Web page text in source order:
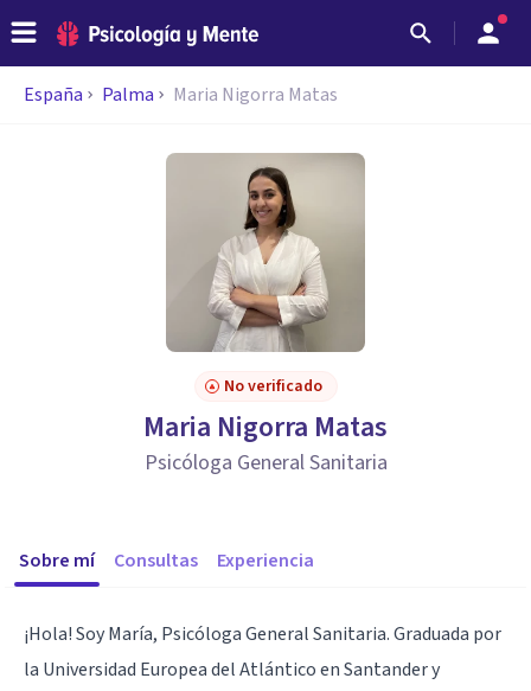
España Palma Maria Nigorra Matas
No verificado
Maria Nigorra Matas
Psicóloga General Sanitaria
Sobre mí Consultas Experiencia
¡Hola! Soy María, Psicóloga General Sanitaria. Graduada por
la Universidad Europea del Atlántico en Santander y